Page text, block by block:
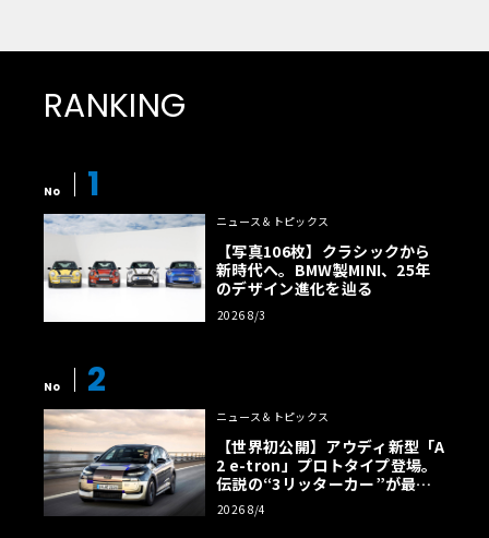
RANKING
No 1
ニュース＆トピックス
【写真106枚】クラシックから
新時代へ。BMW製MINI、25年
のデザイン進化を辿る
2026 8/3
No 2
ニュース＆トピックス
【世界初公開】アウディ新型「A
2 e-tron」プロトタイプ登場。
伝説の“3リッターカー”が最高
効率エントリーBEVとして復活
【画像38枚】
2026 8/4